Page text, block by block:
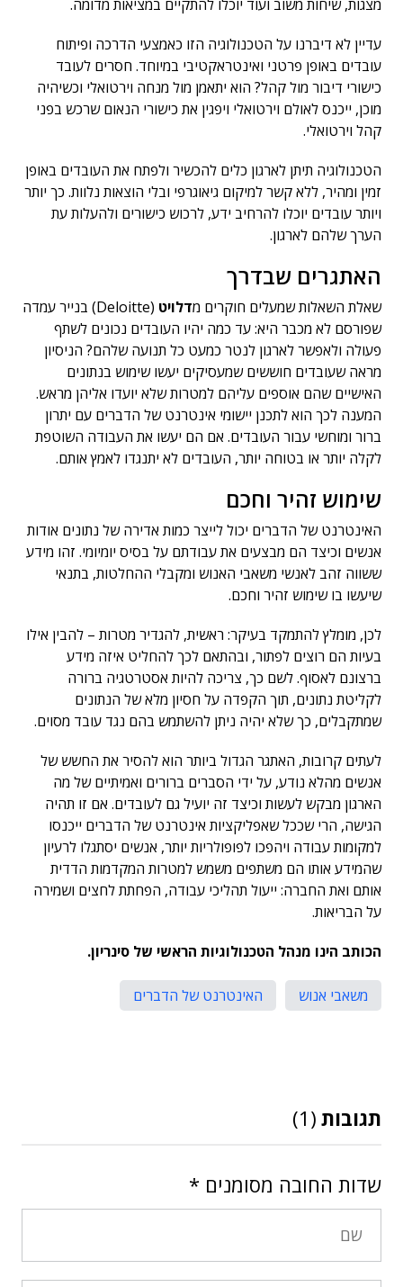
מצגות, שיחות משוב ועוד יוכלו להתקיים במציאות מדומה.
עדיין לא דיברנו על הטכנולוגיה הזו כאמצעי הדרכה ופיתוח
עובדים באופן פרטני ואינטראקטיבי במיוחד. חסרים לעובד
כישורי דיבור מול קהל? הוא יתאמן מול מנחה וירטואלי וכשיהיה
מוכן, ייכנס לאולם וירטואלי ויפגין את כישורי הנאום שרכש בפני
קהל וירטואלי.
הטכנולוגיה תיתן לארגון כלים להכשיר ולפתח את העובדים באופן
זמין ומהיר, ללא קשר למיקום גיאוגרפי ובלי הוצאות נלוות. כך יותר
ויותר עובדים יוכלו להרחיב ידע, לרכוש כישורים ולהעלות עת
הערך שלהם לארגון.
האתגרים שבדרך
שאלת השאלות שמעלים חוקרים מדלויט
(Deloitte) בנייר עמדה
שפורסם לא מכבר היא: עד כמה יהיו העובדים נכונים לשתף
פעולה ולאפשר לארגון לנטר כמעט כל תנועה שלהם? הניסיון
מראה שעובדים חוששים שמעסיקים יעשו שימוש בנתונים
האישיים שהם אוספים עליהם למטרות שלא יועדו אליהן מראש.
המענה לכך הוא לתכנן יישומי אינטרנט של הדברים עם יתרון
ברור ומוחשי עבור העובדים. אם הם יעשו את העבודה השוטפת
לקלה יותר או בטוחה יותר, העובדים לא יתנגדו לאמץ אותם.
שימוש זהיר וחכם
האינטרנט של הדברים יכול לייצר כמות אדירה של נתונים אודות
אנשים וכיצד הם מבצעים את עבודתם על בסיס יומיומי. זהו מידע
ששווה זהב לאנשי משאבי האנוש ומקבלי ההחלטות, בתנאי
שיעשו בו שימוש זהיר וחכם.
לכן, מומלץ להתמקד בעיקר: ראשית, להגדיר מטרות – להבין אילו
בעיות הם רוצים לפתור, ובהתאם לכך להחליט איזה מידע
ברצונם לאסוף. לשם כך, צריכה להיות אסטרטגיה ברורה
לקליטת נתונים, תוך הקפדה על חסיון מלא של הנתונים
שמתקבלים, כך שלא יהיה ניתן להשתמש בהם נגד עובד מסוים.
לעתים קרובות, האתגר הגדול ביותר הוא להסיר את החשש של
אנשים מהלא נודע, על ידי הסברים ברורים ואמיתיים של מה
הארגון מבקש לעשות וכיצד זה יועיל גם לעובדים. אם זו תהיה
הגישה, הרי שככל שאפליקציות אינטרנט של הדברים ייכנסו
למקומות עבודה ויהפכו לפופולריות יותר, אנשים יסתגלו לרעיון
שהמידע אותו הם משתפים משמש למטרות המקדמות הדדית
אותם ואת החברה: ייעול תהליכי עבודה, הפחתת לחצים ושמירה
על הבריאות.
הכותב הינו מנהל הטכנולוגיות הראשי של סינריון.
משאבי אנוש האינטרנט של הדברים
תגובות (1)
שדות החובה מסומנים *